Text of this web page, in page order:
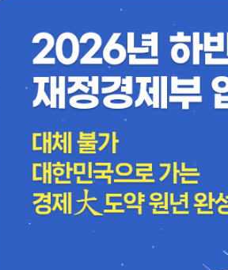
알림판
전국민 공급망 애